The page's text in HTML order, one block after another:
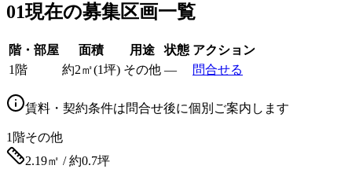
01現在の募集区画一覧
階・部屋 面積 用途 状態 アクション
1階
約2㎡(1坪) その他 — 問合せる
賃料・契約条件は問合せ後に個別ご案内します
1階その他
2.19㎡ / 約0.7坪